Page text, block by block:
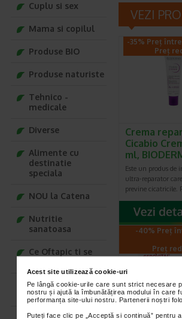
Acest site utilizează cookie-uri
Pe lângă cookie-urile care sunt strict necesare
nostru și ajută la îmbunătățirea modului în care
performanța site-ului nostru. Partenerii noștri
Puteți face clic pe „Acceptă si continuă”
VEZI
-35% Preț
Preț
Crema
Cicabio
ml,
Este un produs de
ultra-reparator
previne cicatricile.
-40% Preț
Preț
Cuplu si sex
Mama si copilul
Produse BIO
Produse naturiste
Tehnico -
medicale
Diverse
Alimente cu
destinatie
speciala
NOU la Catena
Nutritie
sanatoasa
Ce Oftapic ti se
Adora – Adorabili
din prima clipa